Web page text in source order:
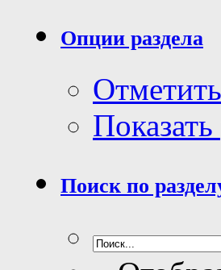
Опции раздела
Поиск по